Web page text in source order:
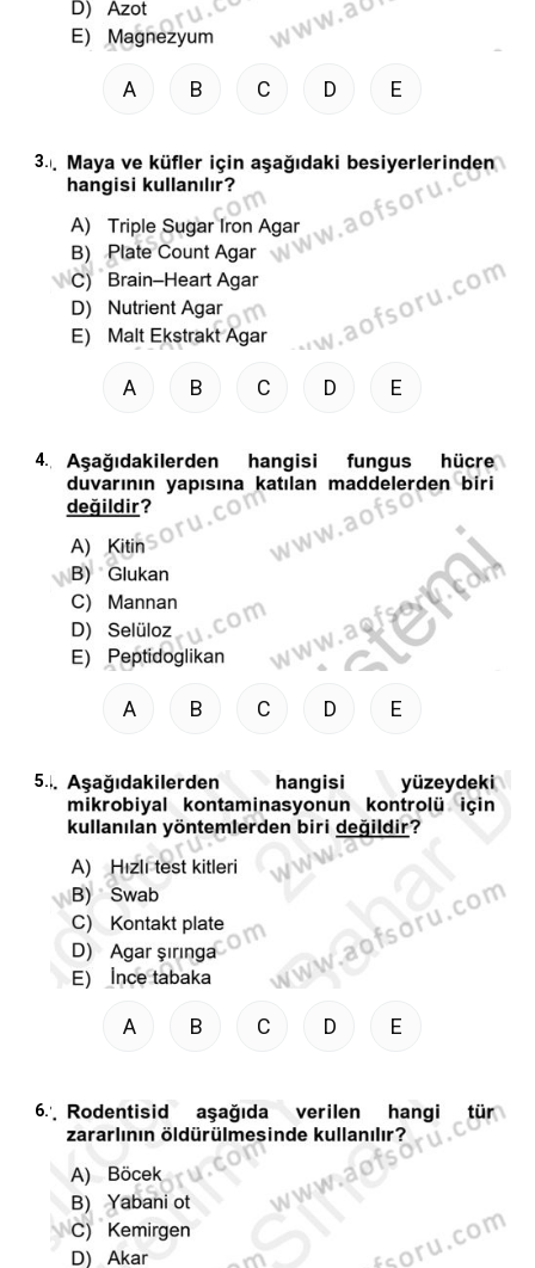
A B C D E
3.
A B C D E
4.
A B C D E
5.
A B C D E
6.